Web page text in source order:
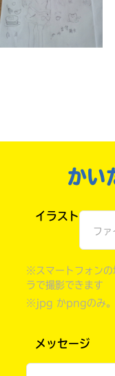
かい
イラスト
ファ
※スマートフォンの
ラで撮影できます
※jpg かpngのみ。
メッセージ